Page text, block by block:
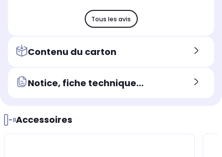
Tous les avis
Contenu du carton
Notice, fiche technique...
Accessoires